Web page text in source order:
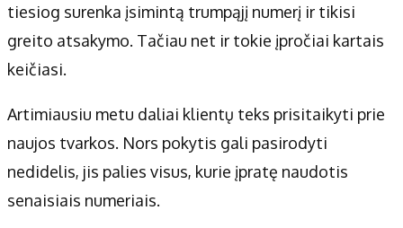
tiesiog surenka įsimintą trumpąjį numerį ir tikisi
greito atsakymo. Tačiau net ir tokie įpročiai kartais
keičiasi.
Artimiausiu metu daliai klientų teks prisitaikyti prie
naujos tvarkos. Nors pokytis gali pasirodyti
nedidelis, jis palies visus, kurie įpratę naudotis
senaisiais numeriais.